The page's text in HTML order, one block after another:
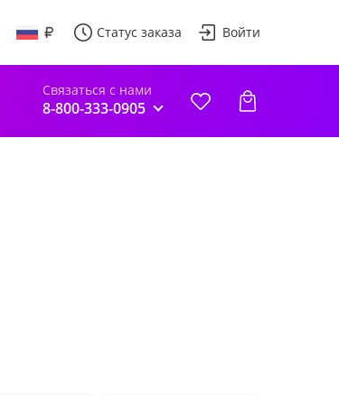
Статус заказа Войти
Связаться с нами
8-800-333-0905